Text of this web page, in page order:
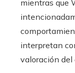
mientras que
interpretan
valoración del